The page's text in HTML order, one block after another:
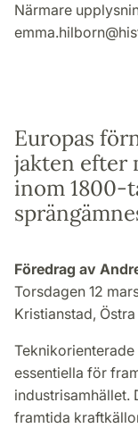
Närmare
Europas
jakten efter
inom 1800-
Föredrag av
Torsdagen 12
Kristianstad,
essentiella för
industrisamhället.
framtida